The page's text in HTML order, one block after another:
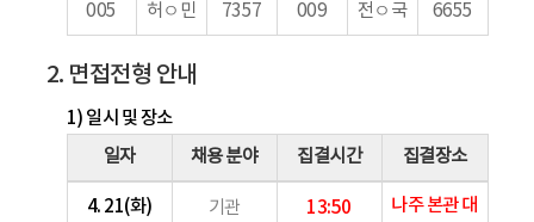
005 허ㅇ민 7357 009 전ㅇ국 6655
2. 면접전형 안내
1) 일시 및 장소
일자 채용 분야 집결시간 집결장소
4. 21(화) 기관 13:50
나주 본관 대